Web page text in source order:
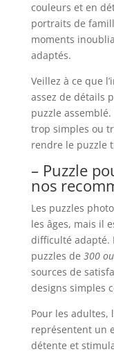
couleurs et en
portraits de
moments
adaptés.
Veillez à ce que
assez de détails
puzzle
trop simples ou
rendre le puzzle
– Puzzle
nos
Les puzzles
les âges, mais il
difficulté adapté.
puzzles de 300
sources de
designs simples
Pour les adultes,
représentent un
détente et